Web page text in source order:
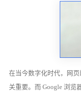
在当今数字化时代，网
关重要。而 Google 浏览